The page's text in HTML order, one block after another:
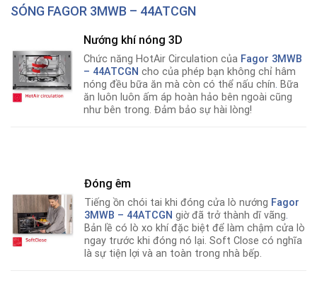
SÓNG FAGOR 3MWB – 44ATCGN
Nướng khí nóng 3D
Chức năng HotAir Circulation của Fagor 3MWB
– 44ATCGN cho của phép bạn không chỉ hâm
nóng đều bữa ăn mà còn có thể nấu chín. Bữa
ăn luôn luôn ấm áp hoàn hảo bên ngoài cũng
như bên trong. Đảm bảo sự hài lòng!
Đóng êm
Tiếng ồn chói tai khi đóng cửa lò nướng Fagor
3MWB – 44ATCGN giờ đã trở thành dĩ vãng.
Bản lề có lò xo khí đặc biệt để làm chậm cửa lò
ngay trước khi đóng nó lại. Soft Close có nghĩa
là sự tiện lợi và an toàn trong nhà bếp.